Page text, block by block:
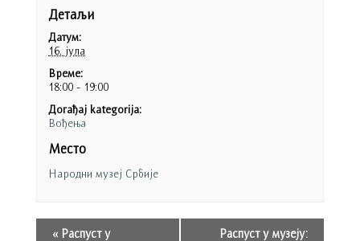
Детаљи
Датум:
16. јула
Време:
18:00 - 19:00
Догађај kategorija:
Вођења
Место
Народни музеј Србије
«Распуст у Распуст у музеју: